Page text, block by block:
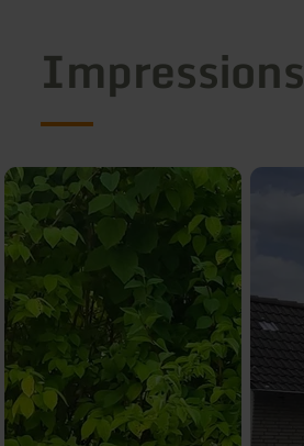
Impressions